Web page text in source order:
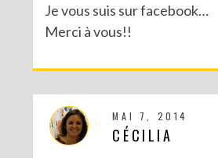
Je vous suis sur facebook…
Merci à vous!!
MAI 7, 2014
CÉCILIA